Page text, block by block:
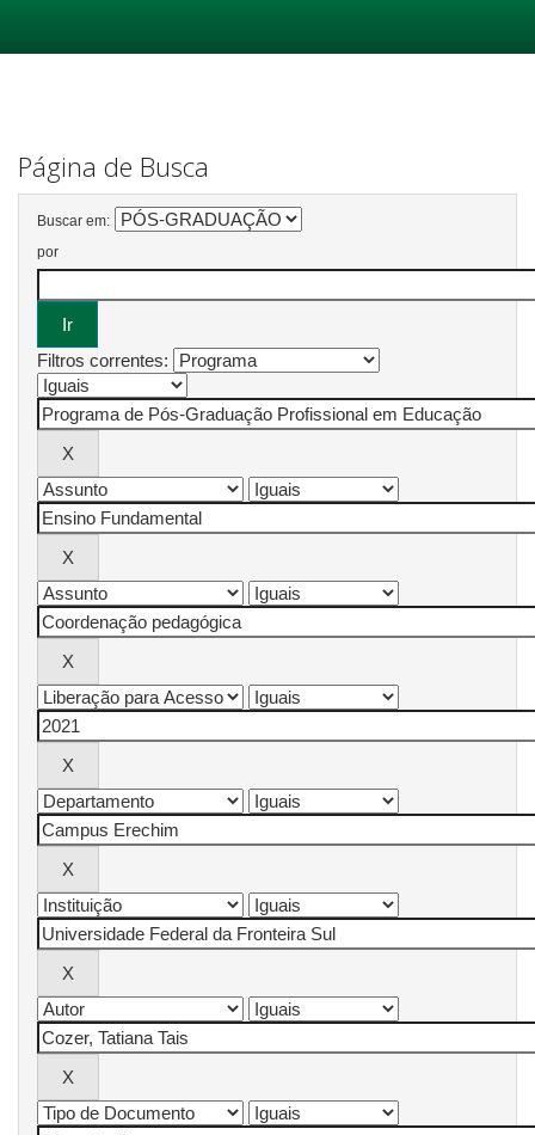
Página de Busca
Buscar em:
por
Filtros correntes: